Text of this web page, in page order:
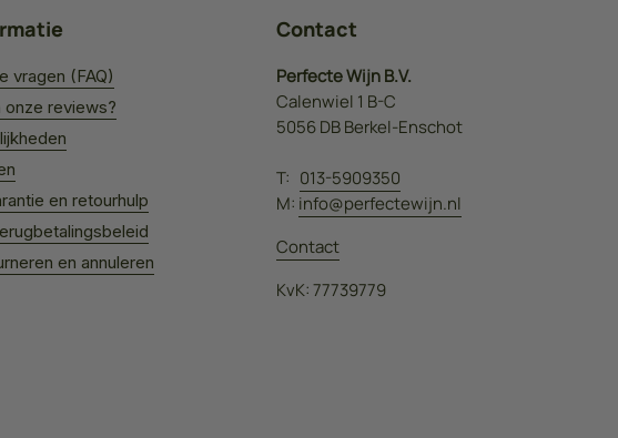
vragen (FAQ)
reviews?
en retourhulp
en annuleren
Contact
Perfecte Wijn B.V.
Calenwiel 1 B-C
5056 DB Berkel-Enschot
T: 013-5909350
M: info@perfectewijn.nl
Contact
KvK: 77739779